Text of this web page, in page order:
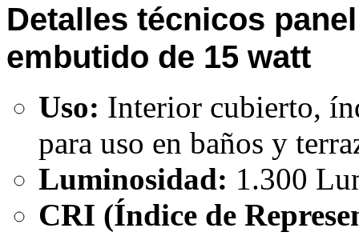
Detalles técnicos
embutido de 15 watt
Uso: Interior cubierto,
para uso en baños y
Luminosidad: 1.300
CRI (Índice de